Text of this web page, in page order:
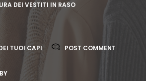
DEI VESTITI IN RASO
TUOI CAPI POST COMMENT